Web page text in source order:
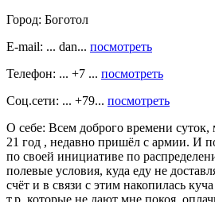
Город: Боготол
E-mail: ... dan... посмотреть
Телефон: ... +7 ... посмотреть
Соц.сети: ... +79... посмотреть
О себе: Всем доброго времени
21 год , недавно пришёл с армии. И
по своей инициативе по
полевые условия, куда еду не
счёт и в связи с этим накопилась
т.р. которые не дают мне покоя,